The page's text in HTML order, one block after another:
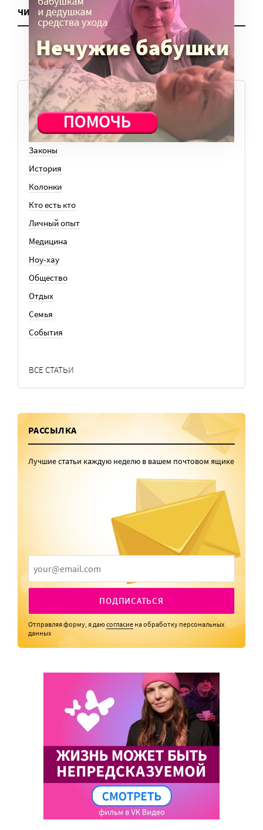
ЧИТАТЬ ЕЩЕ
ТЕМЫ
Вера
Законы
История
Колонки
Кто есть кто
Личный опыт
Медицина
Ноу-хау
Общество
Отдых
Семья
События
ВСЕ СТАТЬИ
РАССЫЛКА
Лучшие статьи каждую неделю в вашем почтовом ящике
ПОДПИСАТЬСЯ
Отправляя форму, я даюсогласие на обработку персональных
данных